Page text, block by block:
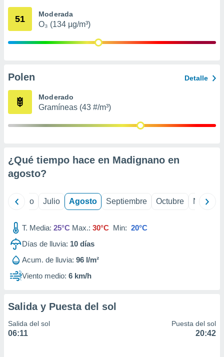
mediante
publicidad
de
51 Moderada
O₃ (134 µg/m³)
Polen Detalle
Moderado
Gramíneas (43 #/m³)
¿Qué tiempo hace en Madignano en
agosto?
Junio Julio Agosto Septiembre Octubre
T. Media: 25°C Max.: 30°C Min: 20°C
Días de lluvia: 10 días
Acum. de lluvia: 96 l/m²
Viento medio: 6 km/h
Salida y Puesta del sol
Salida del sol
06:11
Puesta del sol
20:42